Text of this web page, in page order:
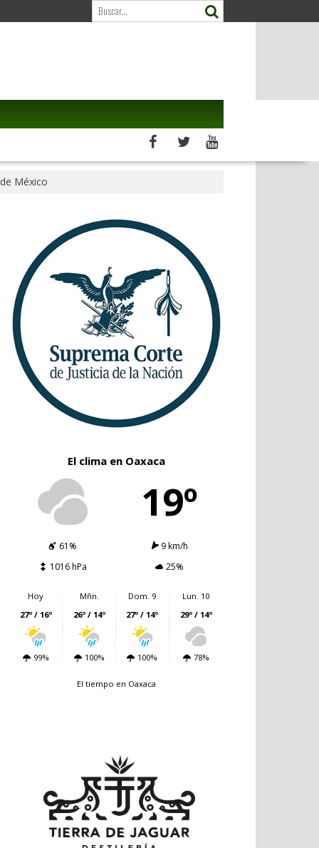
México
El clima en Oaxaca
19º
61%
9 km/h
1016 hPa
25%
Hoy
27º / 16º
99%
Mñn.
26º / 14º
100%
Dom. 9
27º / 14º
100%
Lun. 10
29º / 14º
78%
El tiempo en Oaxaca